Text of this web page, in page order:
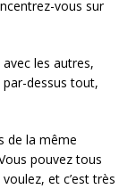
vous sur
les autres,
par-dessus tout,
de la même
pouvez tous
et c’est très